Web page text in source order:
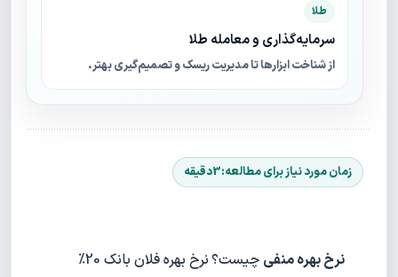
طلا
سرمایه‌گذاری و معامله طلا
از شناخت ابزارها تا مدیریت ریسک و تصمیم‌گیری بهتر.
نرخ بهره منفی چیست؟
نرخ بهره فلان بانک 20%